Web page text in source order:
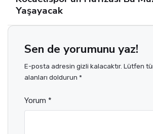
Yaşayacak
Sen de yorumunu yaz!
E-posta adresin gizli kalacaktır. Lütfen
alanları doldurun *
Yorum *